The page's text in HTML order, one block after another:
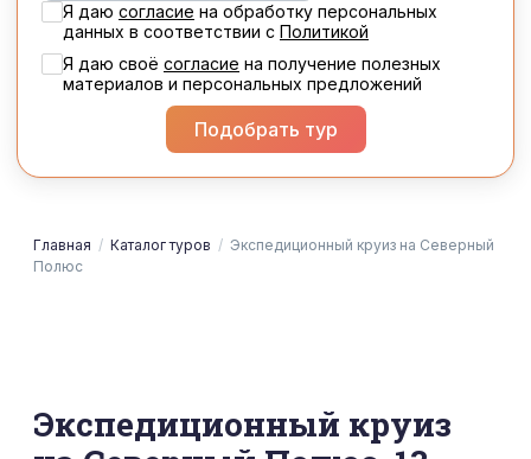
Я даю согласие на обработку персональных
данных в соответствии с Политикой
Я даю своё cогласие на получение полезных
материалов и персональных предложений
Подобрать тур
Главная / Каталог туров / Экспедиционный круиз на Северный
Полюс
Экспедиционный круиз